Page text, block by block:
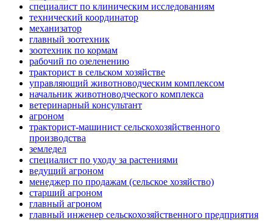
специалист по клиническим исследованиям
технический координатор
механизатор
главный зоотехник
зоотехник по кормам
рабочий по озеленению
тракторист в сельском хозяйстве
управляющий животноводческим комплексом
начальник животноводческого комплекса
ветеринарный консультант
агроном
тракторист-машинист сельскохозяйственного
производства
земледел
специалист по уходу за растениями
ведущий агроном
менеджер по продажам (сельское хозяйство)
старший агроном
главный агроном
главный инженер сельскохозяйственного предприятия